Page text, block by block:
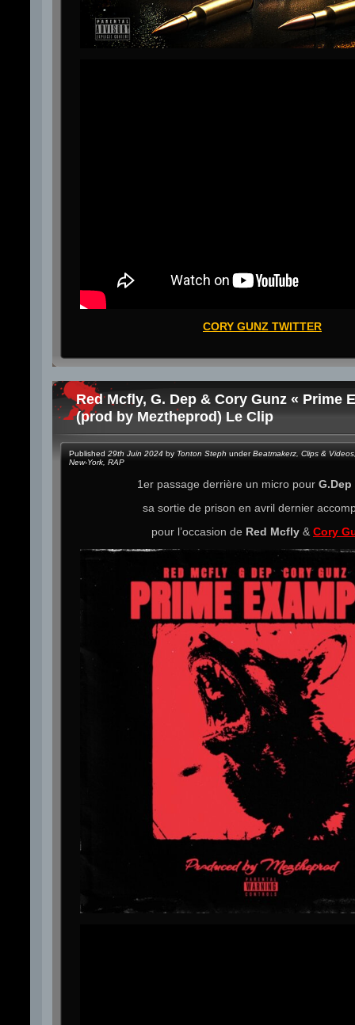
CORY GUNZ TWITTER
Red Mcfly, G. Dep & Cory Gunz « Prime
(prod by Meztheprod) Le Clip
Published 29th Juin 2024 by Tonton Steph underBeatmakerz Clips & Videos
New-York RAP
1er passage derrière un micro pour G.Dep
sa sortie de prison en avril dernier
pour l’occasion de Red Mcfly & Cory